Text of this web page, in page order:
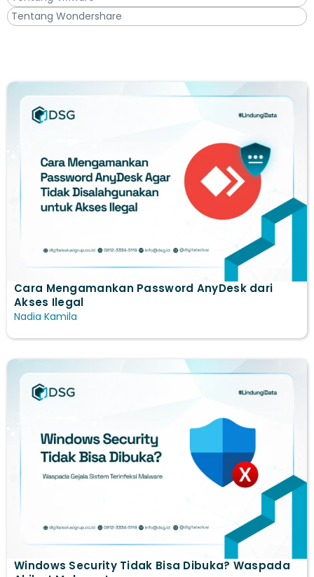
Tentang Wondershare
Cara Mengamankan Password AnyDesk dari
Akses Ilegal
Nadia Kamila
Windows Security Tidak Bisa Dibuka? Waspada